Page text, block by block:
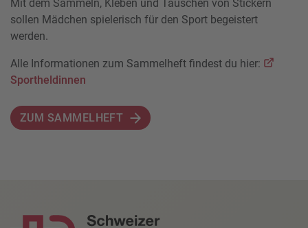
Mit dem Sammeln, Kleben und Tauschen von Stickern
sollen Mädchen spielerisch für den Sport begeistert
werden.
Alle Informationen zum Sammelheft findest du hier:
Sportheldinnen
ZUM SAMMELHEFT